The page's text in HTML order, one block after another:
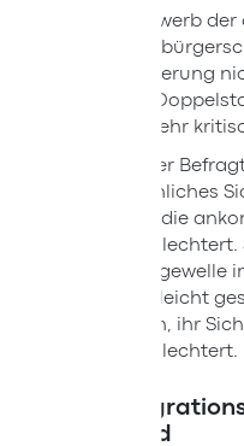
Der Erwerb
Bevölkerung
auch
man sehr
46% der
persönliches
durch die
Umfragewelle
Anteil leicht
53% an, ihr
verschlechtert.
Das
Download